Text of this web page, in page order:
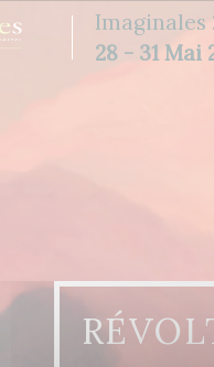
Imaginales
28 - 31